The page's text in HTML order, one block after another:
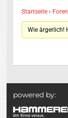
Startseite › Foren
Wie ärgerlich!
powered by: